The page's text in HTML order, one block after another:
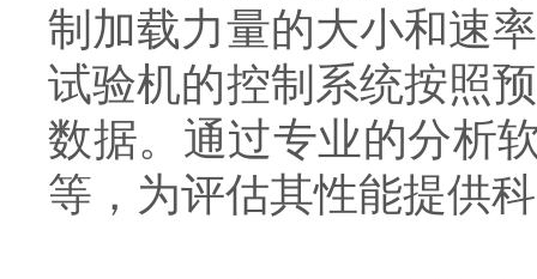
制加载力量的大小和速
试验机的控制系统按照
数据。通过专业的分析
等，为评估其性能提供